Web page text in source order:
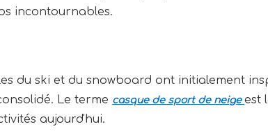
incontournables.
du ski et du snowboard ont initialement
Le terme casque de sport de neige est
aujourd'hui.